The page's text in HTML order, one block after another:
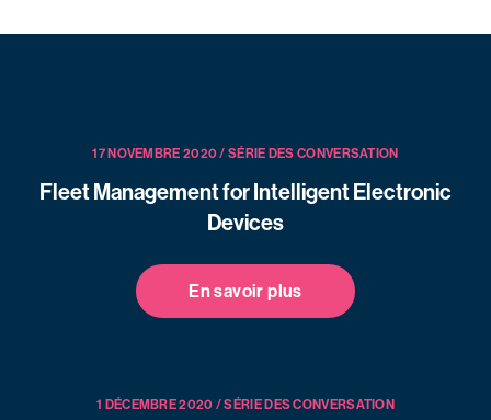
17 NOVEMBRE 2020 / SÉRIE DES CONVERSATION
Fleet Management for Intelligent Electronic
Devices
En savoir plus
1 DÉCEMBRE 2020 / SÉRIE DES CONVERSATION